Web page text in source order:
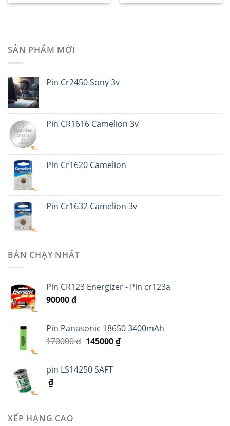
SẢN PHẨM MỚI
Pin Cr2450 Sony 3v
Pin CR1616 Camelion 3v
Pin Cr1620 Camelion
Pin Cr1632 Camelion 3v
BÁN CHẠY NHẤT
Pin CR123 Energizer - Pin cr123a
90000₫
Pin Panasonic 18650 3400mAh
170000₫ 145000₫
pin LS14250 SAFT
₫
XẾP HẠNG CAO